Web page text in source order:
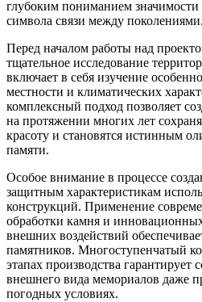
глубоким пониманием значимости
символа связи между поколениями.
Перед началом работы над
тщательное исследование
включает в себя изучение
местности и климатических
комплексный подход позволяет
на протяжении многих лет
красоту и становятся истинным
памяти.
Особое внимание в процессе
защитным характеристикам
конструкций. Применение
обработки камня и
внешних воздействий
памятников. Многоступенчатый
этапах производства гарантирует
внешнего вида мемориалов даже
погодных условиях.